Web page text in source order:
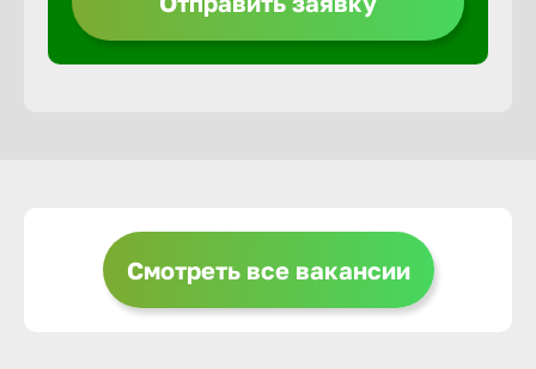
Грязи
Гусь-
Смотреть все вакансии